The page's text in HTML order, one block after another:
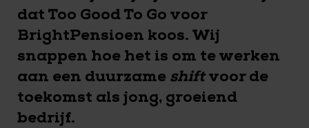
dat Too Good To Go voor
BrightPensioen koos. Wij
snappen hoe het is om te werken
aan een duurzame shiftvoor de
toekomst als jong, groeiend
bedrijf.